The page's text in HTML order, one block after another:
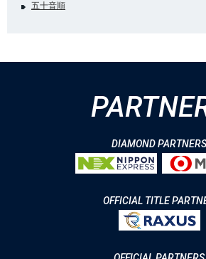
五十音順
DIAMOND PARTNERS
OFFICIAL TITLE